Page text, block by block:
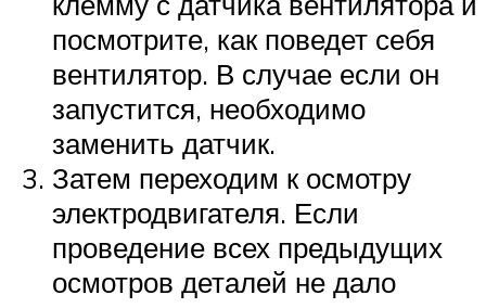
посмотрите, как поведет себя
вентилятор. В случае если он
запустится, необходимо
заменить датчик.
Затем переходим к осмотру
электродвигателя. Если
проведение всех предыдущих
осмотров деталей не дало